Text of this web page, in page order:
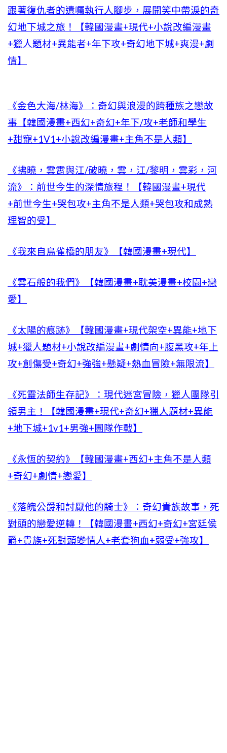
跟著復仇者的遺囑執行人腳步，展開笑中帶淚的奇
幻地下城之旅！【韓國漫畫+現代+小說改編漫畫
+獵人題材+異能者+年下攻+奇幻地下城+爽漫+劇
情】
《金色大海/林海》：奇幻與浪漫的跨種族之戀故
事【韓國漫畫+西幻+奇幻+年下/攻+老師和學生
+甜寵+1V1+小說改編漫畫+主角不是人類】
《拂曉，雲霄與江/破曉，雲，江/黎明，雲彩，河
流》：前世今生的深情旅程！【韓國漫畫+現代
+前世今生+哭包攻+主角不是人類+哭包攻和成熟
理智的受】
《我來自烏雀橋的朋友》【韓國漫畫+現代】
《雲石般的我們》【韓國漫畫+耽美漫畫+校園+戀
愛】
《太陽的痕跡》【韓國漫畫+現代架空+異能+地下
城+獵人題材+小說改編漫畫+劇情向+腹黑攻+年上
攻+創傷受+奇幻+強強+懸疑+熱血冒險+無限流】
《死靈法師生存記》：現代迷宮冒險，獵人團隊引
領男主！【韓國漫畫+現代+奇幻+獵人題材+異能
+地下城+1v1+男強+團隊作戰】
《永恆的契約》【韓國漫畫+西幻+主角不是人類
+奇幻+劇情+戀愛】
《落魄公爵和討厭他的騎士》：奇幻貴族故事，死
對頭的戀愛逆轉！【韓國漫畫+西幻+奇幻+宮廷侯
爵+貴族+死對頭變情人+老套狗血+弱受+強攻】